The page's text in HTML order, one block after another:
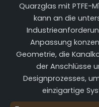
Quarzglas mit PTFE-
kann an die
Anpassung
Geometrie, die
der Anschlüsse
Designprozesses,
einzigartige